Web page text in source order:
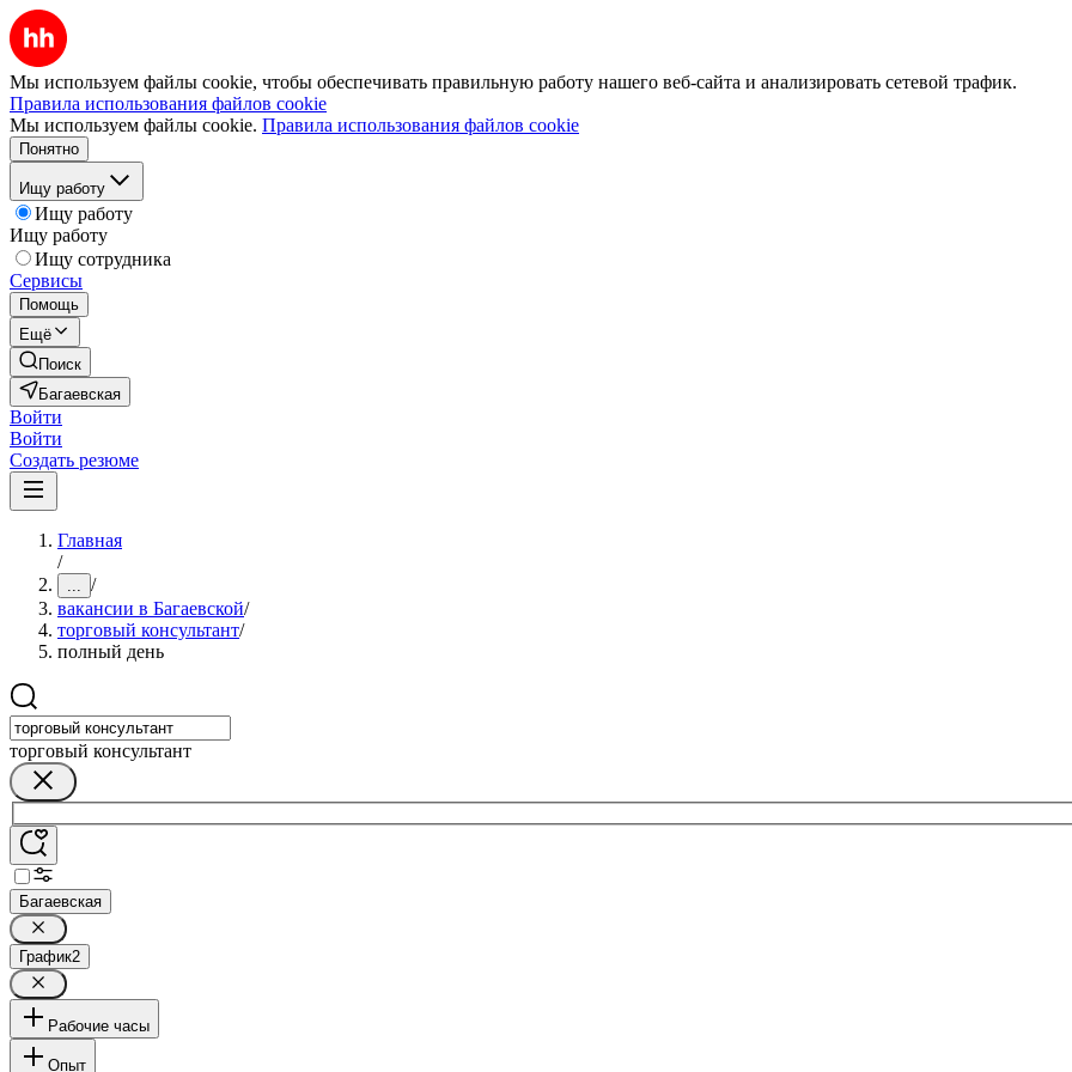
Мы используем файлы cookie, чтобы обеспечивать правильную работу нашего веб-сайта и анализировать сетевой трафик.
Правила использования файлов cookie
Мы используем файлы cookie. Правила использования файлов cookie
Понятно
Ищу работу
Ищу работу
Ищу работу
Ищу сотрудника
Сервисы
Помощь
Ещё
Поиск
Багаевская
Войти
Войти
Создать резюме
Главная
/
... /
вакансии в Багаевской/
торговый консультант/
полный день
торговый консультант
Багаевская
График2
Рабочие часы
Опыт